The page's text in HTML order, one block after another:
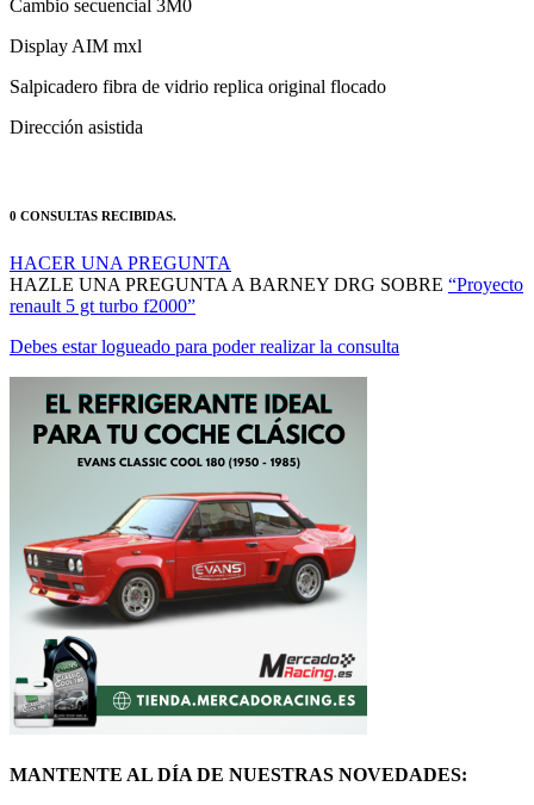
Display AIM mxl
Salpicadero fibra de vidrio replica original flocado
Dirección asistida
HAZLE UNA PREGUNTA A BARNEY DRG SOBRE
renault 5 gt turbo f2000”
Debes estar logueado para poder realizar la consulta